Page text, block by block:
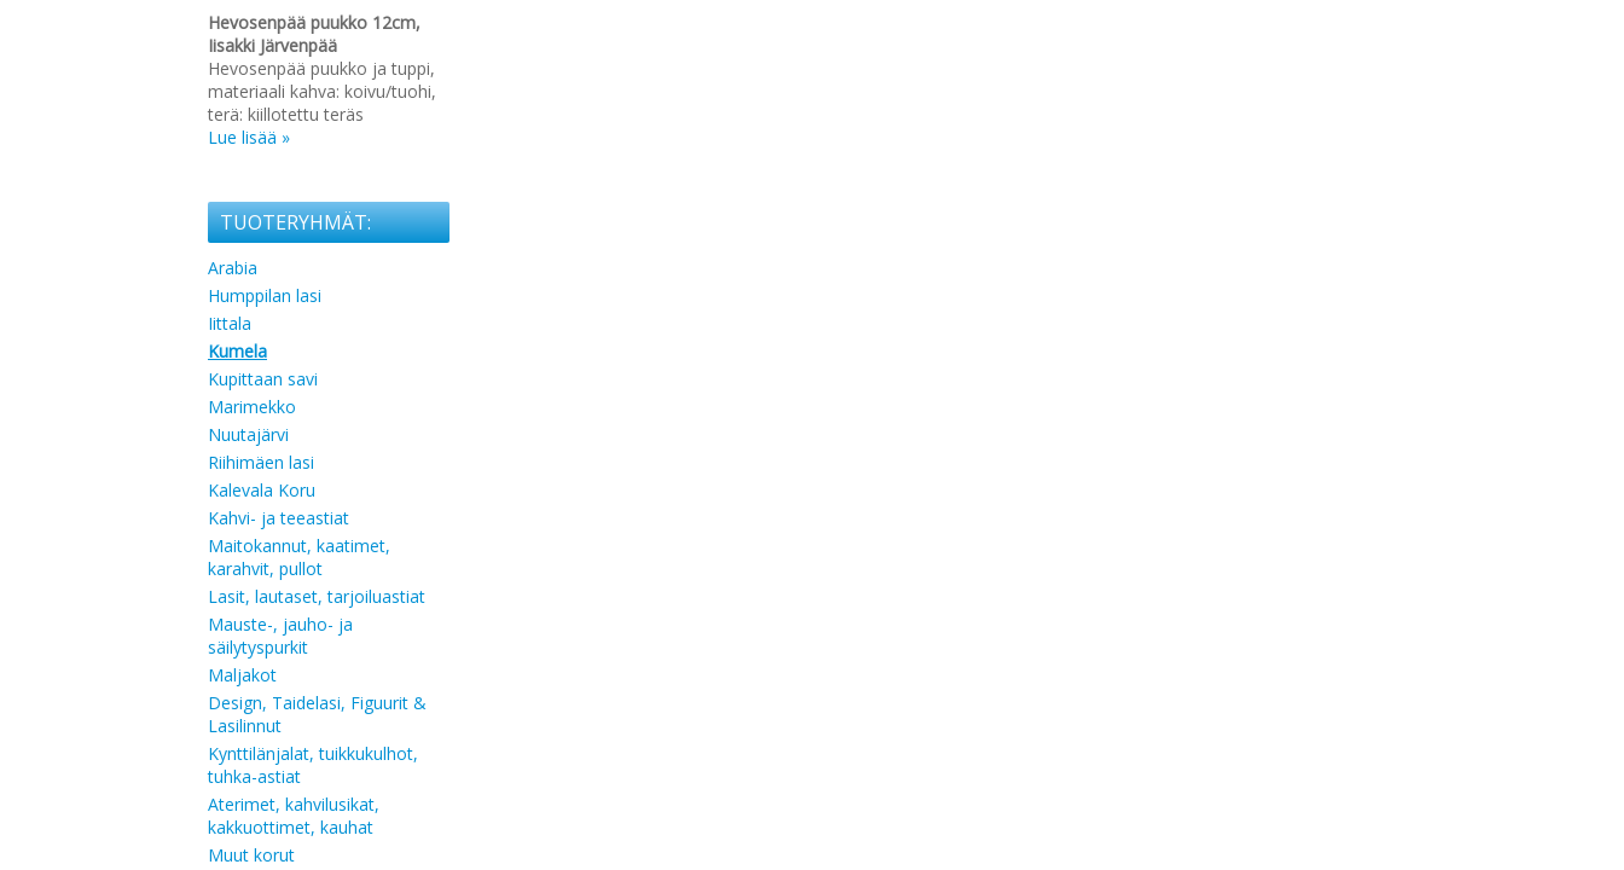
Hevosenpää puukko 12cm,
Iisakki Järvenpää
Hevosenpää puukko ja tuppi,
materiaali kahva: koivu/tuohi,
terä: kiillotettu teräs
Lue lisää »
TUOTERYHMÄT:
Arabia
Humppilan lasi
Iittala
Kumela
Kupittaan savi
Marimekko
Nuutajärvi
Riihimäen lasi
Kalevala Koru
Kahvi- ja teeastiat
Maitokannut, kaatimet,
karahvit, pullot
Lasit, lautaset, tarjoiluastiat
Mauste-, jauho- ja
säilytyspurkit
Maljakot
Design, Taidelasi, Figuurit &
Lasilinnut
Kynttilänjalat, tuikkukulhot,
tuhka-astiat
Aterimet, kahvilusikat,
kakkuottimet, kauhat
Muut korut